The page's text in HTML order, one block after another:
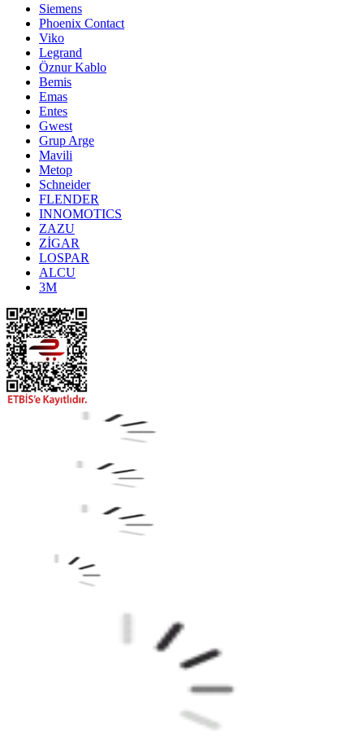
Siemens
Phoenix Contact
Viko
Legrand
Öznur Kablo
Bemis
Emas
Entes
Gwest
Grup Arge
Mavili
Metop
Schneider
FLENDER
INNOMOTICS
ZAZU
ZİGAR
LOSPAR
ALCU
3M